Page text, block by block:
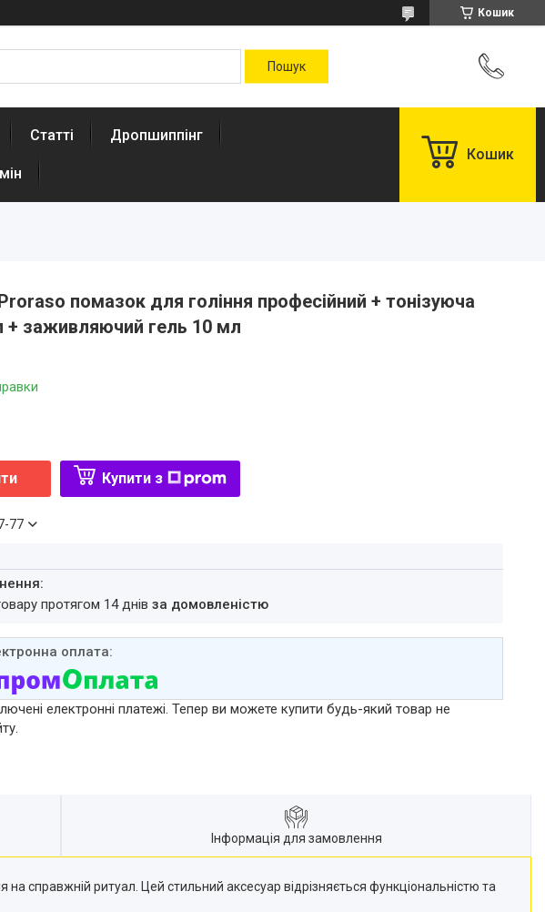
Кошик
Статті Дропшиппінг
Кошик
помазок для гоління професійний + тонізуюча
+ заживляючий гель 10 мл
Купити з
77
протягом 14 днівза домовленістю
електронні платежі. Тепер ви можете купити будь-який товар не
Інформація для замовлення
справжній ритуал. Цей стильний аксесуар відрізняється функціональністю та